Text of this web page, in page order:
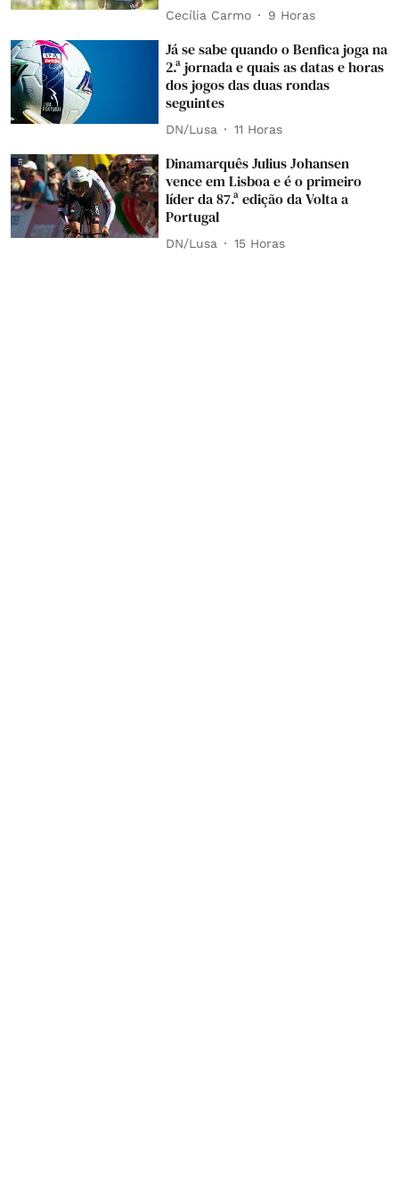
Cecília Carmo 9 Horas
Já se sabe quando o Benfica joga na
2.ª jornada e quais as datas e horas
dos jogos das duas rondas
seguintes
DN/Lusa 11 Horas
Dinamarquês Julius Johansen
vence em Lisboa e é o primeiro
líder da 87.ª edição da Volta a
Portugal
DN/Lusa 15 Horas